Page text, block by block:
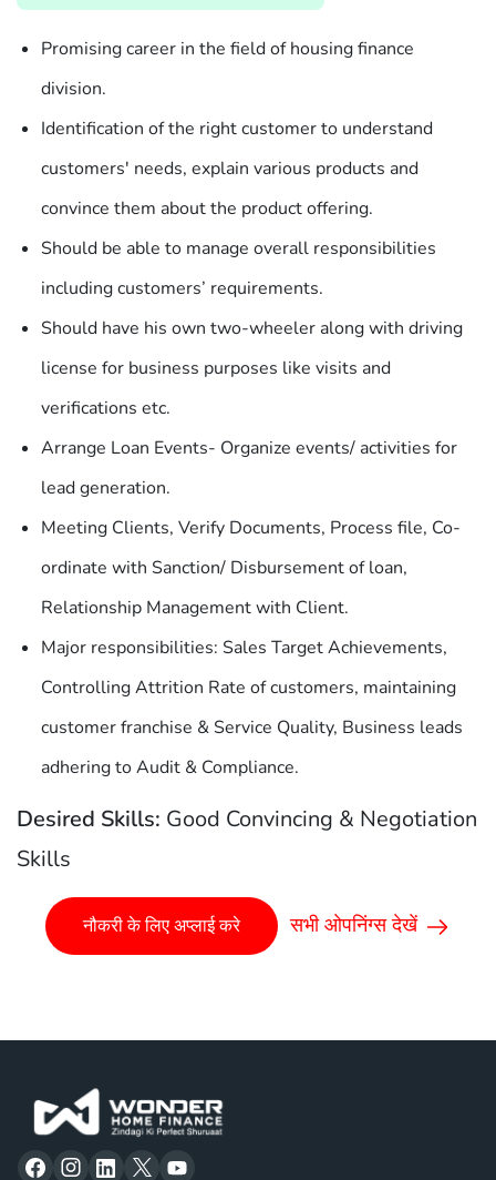
Promising career in the field of housing finance
division.
Identification of the right customer to understand
customers' needs, explain various products and
convince them about the product offering.
Should be able to manage overall responsibilities
including customers’ requirements.
Should have his own two-wheeler along with driving
license for business purposes like visits and
verifications etc.
Arrange Loan Events- Organize events/ activities for
lead generation.
Meeting Clients, Verify Documents, Process file, Co-
ordinate with Sanction/ Disbursement of loan,
Relationship Management with Client.
Major responsibilities: Sales Target Achievements,
Controlling Attrition Rate of customers, maintaining
customer franchise & Service Quality, Business leads
adhering to Audit & Compliance.
Desired Skills: Good Convincing & Negotiation
Skills
नौकरी के लिए अप्लाई करे सभी ओपनिंग्स देखें